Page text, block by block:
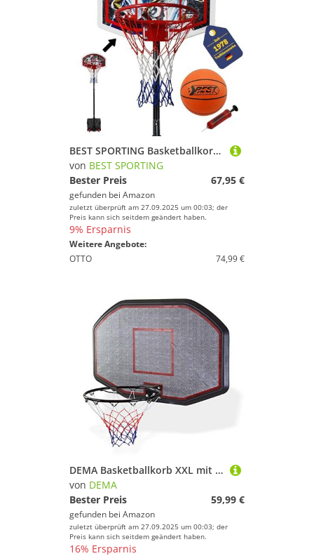
BEST SPORTING Basketballkorb Outdoor 165–205 cm – Verstellbar & mobil – Transportable Korbanlage mit stabilem Standfuß – Optional mit Basketball & Pumpe – Für Kinder & Einsteiger (Set)
von BEST SPORTING
Bester Preis
67,95 €
gefunden bei Amazon
zuletzt überprüft am 27.09.2025 um 00:03; der
Preis kann sich seitdem geändert haben.
9% Ersparnis
Weitere Angebote:
OTTO
74,99 €
DEMA Basketballkorb XXL mit Brett, Basketballanlage wetterfest, stabil, inkl. Montageset, für Garten, Freizeit, Kinder, Erwachsene
von DEMA
Bester Preis
59,99 €
gefunden bei Amazon
zuletzt überprüft am 27.09.2025 um 00:03; der
Preis kann sich seitdem geändert haben.
16% Ersparnis